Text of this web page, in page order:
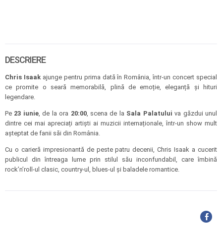
DESCRIERE
Chris Isaakajunge pentru prima dată în România, într-un concert special
ce promite o seară memorabilă, plină de emoție, eleganță și hituri
legendare.
Pe 23 iunie, de la ora 20:00, scena de la Sala Palatului va găzdui unul
dintre cei mai apreciați artiști ai muzicii internaționale, într-un show mult
așteptat de fanii săi din România.
Cu o carieră impresionantă de peste patru decenii, Chris Isaak a cucerit
publicul din întreaga lume prin stilul său inconfundabil, care îmbină
rock’n’roll-ul clasic, country-ul, blues-ul și baladele romantice.